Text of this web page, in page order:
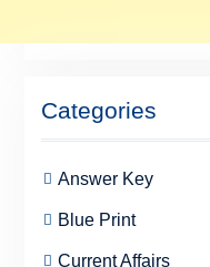
Categories
Answer Key
Blue Print
Current Affairs